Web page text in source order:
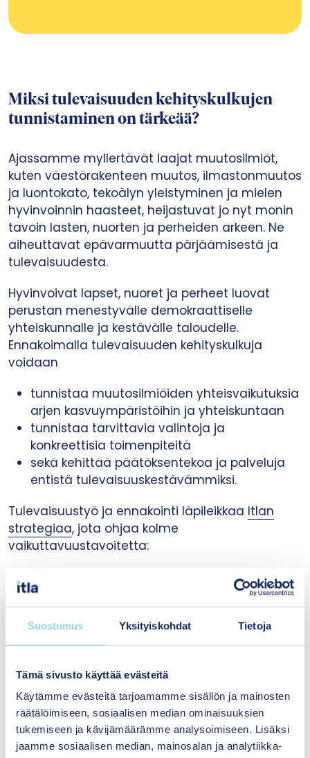
Suostumus Yksityiskohdat Tietoja
Tämä sivusto käyttää evästeitä
Käytämme evästeitä tarjoamamme sisällön ja mainosten
räätälöimiseen, sosiaalisen median ominaisuuksien
tukemiseen ja kävijämäärämme analysoimiseen. Lisäksi
jaamme sosiaalisen median, mainosalan ja analytiikka-
Miksi tulevaisuuden kehityskulkujen
tunnistaminen on tärkeää?
Ajassamme myllertävät laajat muutosilmiöt,
kuten väestörakenteen muutos, ilmastonmuutos
ja luontokato, tekoälyn yleistyminen ja mielen
hyvinvoinnin haasteet, heijastuvat jo nyt monin
tavoin lasten, nuorten ja perheiden arkeen. Ne
aiheuttavat epävarmuutta pärjäämisestä ja
tulevaisuudesta.
Hyvinvoivat lapset, nuoret ja perheet luovat
perustan menestyvälle demokraattiselle
yhteiskunnalle ja kestävälle taloudelle.
Ennakoimalla tulevaisuuden kehityskulkuja
voidaan
tunnistaa muutosilmiöiden yhteisvaikutuksia
arjen kasvuympäristöihin ja yhteiskuntaan
tunnistaa tarvittavia valintoja ja
konkreettisia toimenpiteitä
sekä kehittää päätöksentekoa ja palveluja
entistä tulevaisuuskestävämmiksi.
Tulevaisuustyö ja ennakointi läpileikkaa Itlan
strategiaa, jota ohjaa kolme
vaikuttavuustavoitetta:
Lapsilähtöiset kasvuympäristöt ja palvelut
Vauhditamme kasvuympäristöjen ja palveluiden
uudistumista lapsi- ja perhelähtöisiksi
paikallisesti, alueellisesti ja kansallisesti.
Lapsinäkökulmainen tieto käyttöön
Jalostamme ja välitämme tietoa
ajankohtaisista ja tulevaisuuden ilmiöistä sekä
niihin liittyvistä ratkaisuista ja vaikuttavista